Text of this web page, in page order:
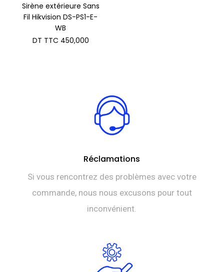
Sirène extérieure Sans
Fil Hikvision DS-PS1-E-
WB
DT TTC 450,000
Réclamations
Si vous rencontrez des problèmes avec votre
commande, nous nous excusons pour tout
inconvénient.